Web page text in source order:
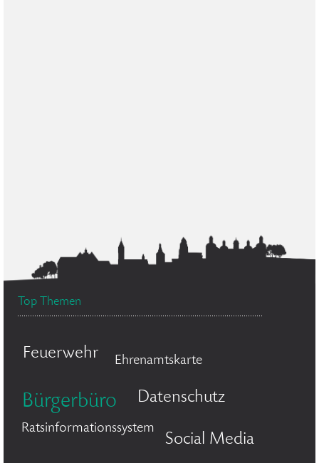
Top Themen
Feuerwehr Ehrenamtskarte
Bürgerbüro Datenschutz
Ratsinformationssystem
Social Media